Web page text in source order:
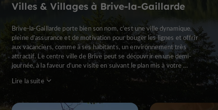
Villes & Villages à Brive-la-Gaillarde
Brive-la-Gaillarde porte bien son nom, c’est une ville dynamique,
pleine d’assurance et de motivation pour bouger les lignes et offrir
aux vacanciers, comme à ses habitants, un environnement très
attractif. Le centre ville de Brive peut se découvrir en une demi-
journée, à la faveur d’une visite en suivant le plan mis à votre ...
Lire la suite